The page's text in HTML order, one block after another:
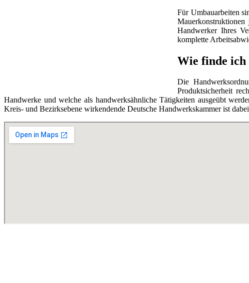
Für Umbauarbeiten
Handwerker Ihres
komplette
Wie finde ich
Die
Produktsicherheit
Handwerke und welche als handwerksähnliche Tätigkeiten ausgeübt
Kreis- und Bezirksebene wirkendende Deutsche Handwerkskammer ist